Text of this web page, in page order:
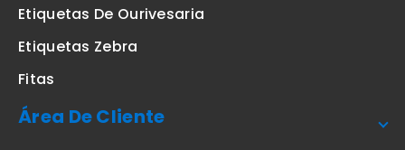
Etiquetas De Ourivesaria
Etiquetas Zebra
Fitas
Área De Cliente